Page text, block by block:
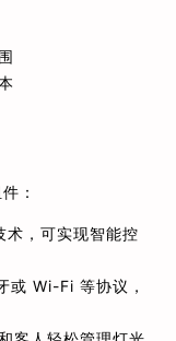
：
术，可实现智能控
或 Wi-Fi 等协议，